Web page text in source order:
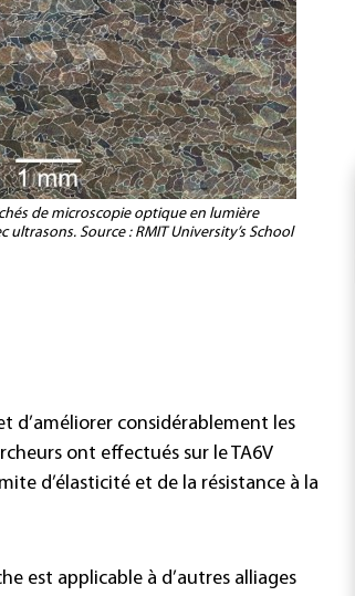
de microscopie optique en lumière
ultrasons. Source : RMIT University’s School
d’améliorer considérablement les
ont effectués sur le TA6V
d’élasticité et de la résistance à la
est applicable à d’autres alliages